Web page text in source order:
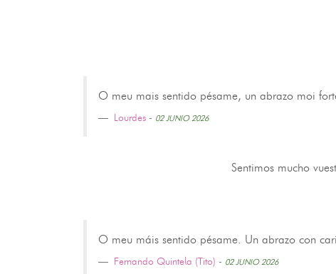
O meu mais sentido pésame, un abrazo moi
Lourdes - 02 JUNIO 2026
Sentimos mucho
O meu máis sentido pésame. Un abrazo con
Fernando Quintela (Tito) - 02 JUNIO 2026